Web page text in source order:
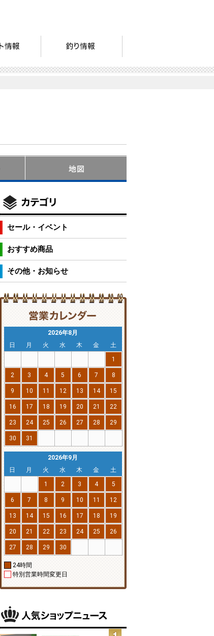
セール・イベント
おすすめ商品
その他・お知らせ
2026年8月
日
月 火 水 木 金
土
1
2 3 4 5 6 7 8
9 10 11 12 13 14 15
16 17 18 19 20 21 22
23 24 25 26 27 28 29
30 31
2026年9月
日
月 火 水 木 金
土
1
2 3 4 5
6 7 8 9 10 11 12
13 14 15 16 17 18 19
20 21 22 23 24 25 26
27 28 29 30
24時間
特別営業時間変更日